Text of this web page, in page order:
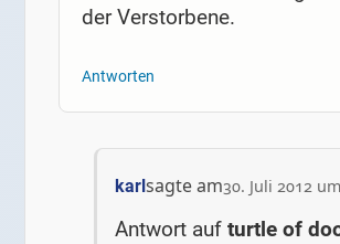
der Verstorbene.
Antworten
karlsagte am30. Juli 2012
Antwort aufturtle of